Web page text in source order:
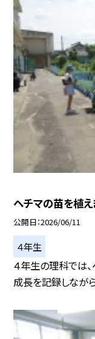
ヘチマの苗を植え
公開日 2026/06/11
４年生
４年生の理科では
成長を記録しなが